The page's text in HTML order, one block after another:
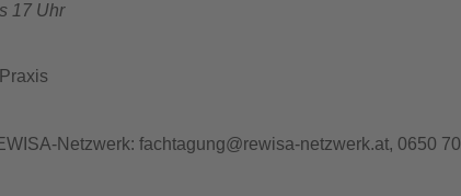
17 Uhr
Netzwerk: fachtagung@rewisa-netzwerk.at, 0650